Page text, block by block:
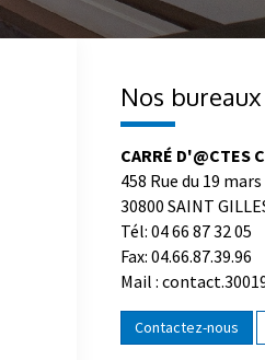
Nos bureaux
CARRÉ D'@CTES
458 Rue du 19
30800 SAINT
Tél: 04 66 87 32 05
Fax: 04.66.87.39.96
Mail :
Contactez-nous